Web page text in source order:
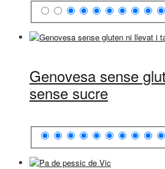
Genovesa sense
sense sucre